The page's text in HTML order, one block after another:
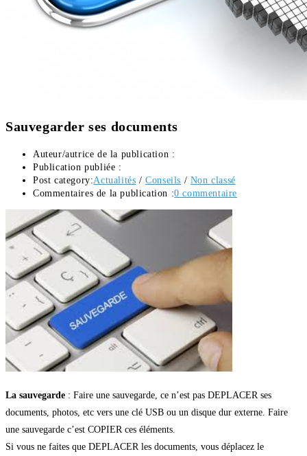
Sauvegarder ses documents
Auteur/autrice de la publication :
Publication publiée :
Post category:Actualités / Conseils / Non classé
Commentaires de la publication :0 commentaire
La sauvegarde : Faire une sauvegarde, ce n’est pas DEPLACER ses
documents, photos, etc vers une clé USB ou un disque dur externe. Faire
une sauvegarde c’est COPIER ces éléments.
Si vous ne faites que DEPLACER les documents, vous déplacez le